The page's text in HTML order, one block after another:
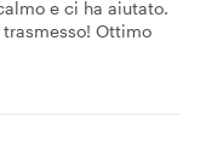
e ci ha aiutato.
Ottimo